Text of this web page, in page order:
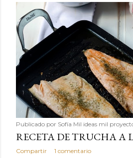
Publicado por Sofía Mil ideas mil
RECETA DE TRUCHA A
Compartir 1 comentario